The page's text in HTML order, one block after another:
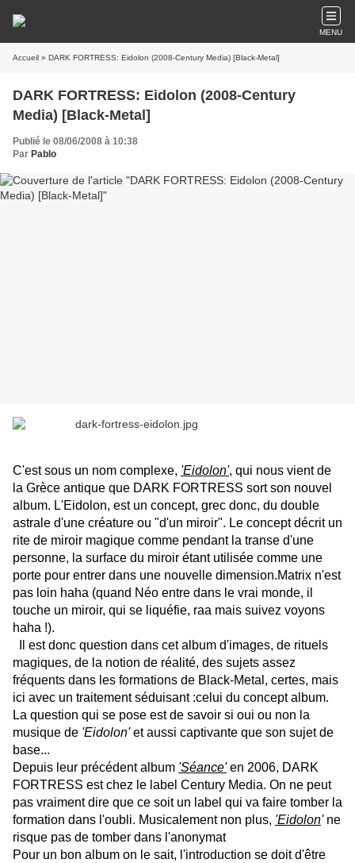
MENU
Accueil » DARK FORTRESS: Eidolon (2008-Century Media) [Black-Metal]
DARK FORTRESS: Eidolon (2008-Century
Media) [Black-Metal]
Publié le 08/06/2008 à 10:38
Par Pablo
C'est sous un nom complexe, 'Eidolon', qui nous vient de
la Grèce antique que DARK FORTRESS sort son nouvel
album. L'Eidolon, est un concept, grec donc, du double
astrale d'une créature ou "d'un miroir". Le concept décrit un
rite de miroir magique comme pendant la transe d'une
personne, la surface du miroir étant utilisée comme une
porte pour entrer dans une nouvelle dimension.Matrix n'est
pas loin haha (quand Néo entre dans le vrai monde, il
touche un miroir, qui se liquéfie, raa mais suivez voyons
haha !).
Il est donc question dans cet album d'images, de rituels
magiques, de la notion de réalité, des sujets assez
fréquents dans les formations de Black-Metal, certes, mais
ici avec un traitement séduisant :celui du concept album.
La question qui se pose est de savoir si oui ou non la
musique de 'Eidolon'et aussi captivante que son sujet de
base...
Depuis leur précédent album 'Séance'en 2006, DARK
FORTRESS est chez le label Century Media. On ne peut
pas vraiment dire que ce soit un label qui va faire tomber la
formation dans l'oubli. Musicalement non plus, 'Eidolon'ne
risque pas de tomber dans l'anonymat
Pour un bon album on le sait, l'introduction se doit d'être